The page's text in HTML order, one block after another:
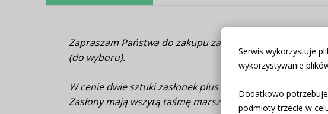
Serwis wykorzystuje
wykorzystywanie
Dodatkowo
podmioty trzecie w
Zapraszam Państwa do zakupu zasłonek + zazdrostka +
(do wyboru).
W cenie dwie sztuki zasłonek plus zazdrostka. Jest
Zasłony mają wszytą taśmę marszczącą. Zasłona nad